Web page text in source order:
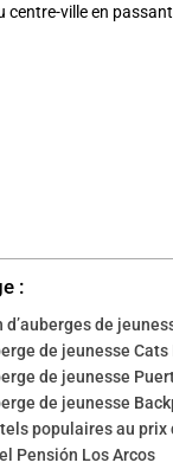
centre-ville en
:
d’auberges de
de jeunesse
de jeunesse
de jeunesse
populaires au prix
Pensión Los Arcos